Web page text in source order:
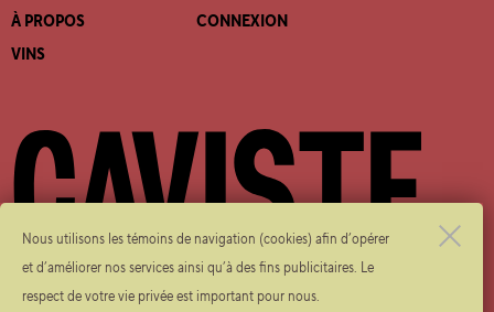
À PROPOS
VINS
CONNEXION
9-100 CHEMIN DE LA GRANDE-CÔTE, ROSEMÈRE, QC J7A 3T3
Nous utilisons les témoins de navigation (cookies) afin d’opérer
et d’améliorer nos services ainsi qu’à des fins publicitaires. Le
respect de votre vie privée est important pour nous.